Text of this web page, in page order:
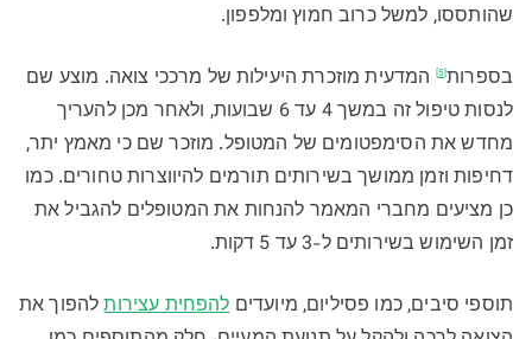
שהותססו, למשל כרוב חמוץ ומלפפון.
בספרות[5]
המדעית מוזכרת היעילות של מרככי צואה. מוצע שם
לנסות טיפול זה במשך 4 עד 6 שבועות, ולאחר מכן להעריך
מחדש את הסימפטומים של המטופל. מוזכר שם כי מאמץ יתר,
דחיפות וזמן ממושך בשירותים תורמים להיווצרות טחורים. כמו
כן מציעים מחברי המאמר להנחות את המטופלים להגביל את
זמן השימוש בשירותים ל-3 עד 5 דקות.
תוספי סיבים, כמו פסיליום, מיועדיםלהפחית עצירותלהפוך את